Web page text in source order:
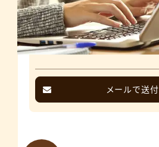
メールで送付